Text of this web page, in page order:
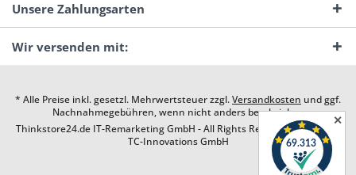
Unsere Zahlungsarten
Wir versenden mit:
* Alle Preise inkl. gesetzl. Mehrwertsteuer zzgl.Versandkosten und ggf.
Nachnahmegebühren, wenn nicht anders beschrieben
Thinkstore24.de IT-Remarketing GmbH - All Rights Reserved. Design by
TC-Innovations GmbH
✕